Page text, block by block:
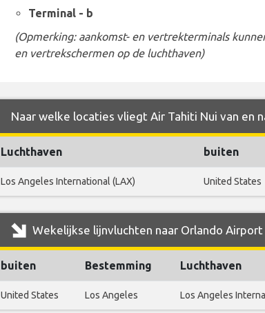
Terminal - b
(Opmerking: aankomst- en vertrekterminals
en vertrekschermen op de luchthaven)
Naar welke locaties vliegt Air Tahiti Nui van en
Luchthaven buiten
Los Angeles International (LAX) United States
Wekelijkse lijnvluchten naar Orlando
buiten Bestemming Luchthaven
United States Los Angeles Los Angeles